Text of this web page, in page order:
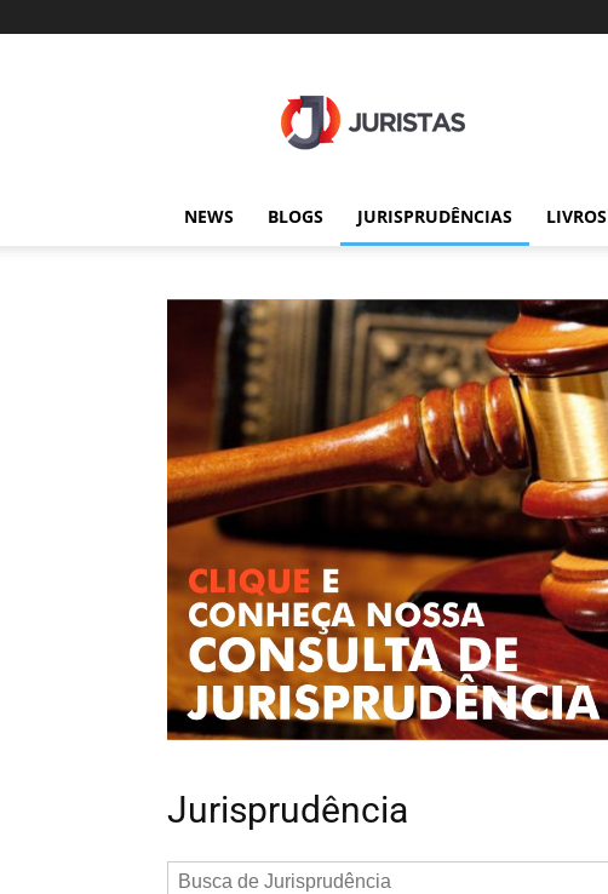
NEWS BLOGS JURISPRUDÊNCIAS LIVROS
Jurisprudência